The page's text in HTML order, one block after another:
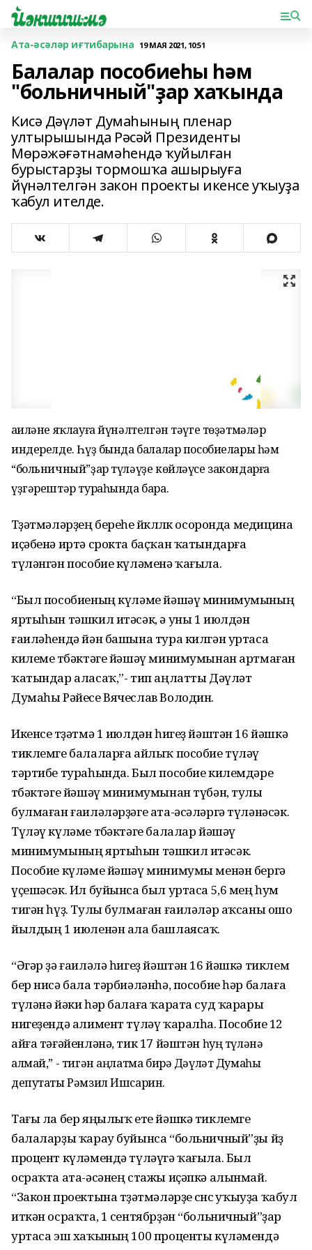
Ата-әсәләр иғтибарына 19 МАЯ 2021, 10:51
Балалар пособиеһы һәм
"больничный"ҙар хаҡында
Кисә Дәүләт Думаһының пленар
ултырышында Рәсәй Президенты
Мөрәжәғәтнамәһендә ҡуйылған
бурыстарҙы тормошҡа ашырыуға
йүнәлтелгән закон проекты икенсе уҡыуҙа
ҡабул ителде.
Ғаиләне яҡлауға йүнәлтелгән тәүге төҙәтмәләр
индерелде. Һүҙ бында балалар пособиелары һәм
“больничный”ҙар түләүҙе көйләүсе закондарға
үҙгәрештәр тураһында бара.
Төҙәтмәләрҙең береһе йөклөлөк осоронда медицина
иҫәбенә иртә срокта баҫҡан ҡатындарға
түләнгән пособие күләменә ҡағыла.
“Был пособиеның күләме йәшәү минимумының
яртыһын тәшкил итәсәк, ә уны 1 июлдән
ғаиләһендә йән башына тура килгән уртаса
килеме төбәктәге йәшәү минимумынан артмаған
ҡатындар аласаҡ,”- тип аңлатты Дәүләт
Думаһы Рәйесе Вячеслав Володин.
Икенсе төҙәтмә 1 июлдән һигеҙ йәштән 16 йәшкә
тиклемге балаларға айлыҡ пособие түләү
тәртибе тураһында. Был пособие килемдәре
төбәктәге йәшәү минимумынан түбән, тулы
булмаған ғаиләләрҙәге ата-әсәләргә түләнәсәк.
Түләү күләме төбәктәге балалар йәшәү
минимумының яртыһын тәшкил итәсәк.
Пособие күләме йәшәү минимумы менән бергә
үҫешәсәк. Ил буйынса был уртаса 5,6 мең һум
тигән һүҙ. Тулы булмаған ғаиләләр аҡсаны ошо
йылдың 1 июленән ала башлаясаҡ.
“Әгәр ҙә ғаиләлә һигеҙ йәштән 16 йәшкә тиклем
бер нисә бала тәрбиәләнһә, пособие һәр балаға
түләнә йәки һәр балаға ҡарата суд ҡарары
нигеҙендә алимент түләү ҡаралһа. Пособие 12
айға тәғәйенләнә, тик 17 йәштәнһуң түләнә
алмай,” - тигән аңлатма бирә Дәүләт Думаһы
депутаты Рәмзил Ишсарин.
Тағы ла бер яңылыҡ ете йәшкә тиклемге
балаларҙы ҡарау буйынса “больничный”ҙы йөҙ
процент күләмендә түләүгә ҡағыла. Был
осраҡта ата-әсәнең стажы иҫәпкә алынмай.
“Закон проектына төҙәтмәләрҙе өсөнсө уҡыуҙа ҡабул
иткән осраҡта, 1 сентябрҙән “больничный”ҙар
уртаса эш хаҡының 100 проценты күләмендә